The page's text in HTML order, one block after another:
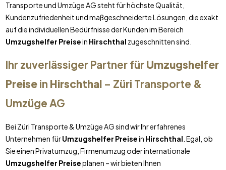
Transporte und Umzüge AG steht für höchste Qualität,
Kundenzufriedenheit und maßgeschneiderte Lösungen, die exakt
auf die individuellen Bedürfnisse der Kunden im Bereich
Umzugshelfer Preisein Hirschthal zugeschnitten sind.
Ihr zuverlässiger Partner fürUmzugshelfer
Preisein Hirschthal– Züri Transporte &
Umzüge AG
Bei Züri Transporte & Umzüge AG sind wir Ihr erfahrenes
Unternehmen fürUmzugshelfer Preisein Hirschthal . Egal, ob
Sie einen Privatumzug, Firmenumzug oder internationale
Umzugshelfer Preiseplanen – wir bieten Ihnen